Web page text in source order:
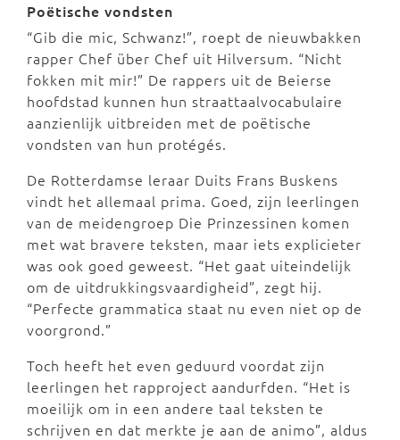
Poëtische vondsten
“Gib die mic, Schwanz!”, roept de nieuwbakken
rapper Chef über Chef uit Hilversum. “Nicht
fokken mit mir!” De rappers uit de Beierse
hoofdstad kunnen hun straattaalvocabulaire
aanzienlijk uitbreiden met de poëtische
vondsten van hun protégés.
De Rotterdamse leraar Duits Frans Buskens
vindt het allemaal prima. Goed, zijn leerlingen
van de meidengroep Die Prinzessinen komen
met wat bravere teksten, maar iets explicieter
was ook goed geweest. “Het gaat uiteindelijk
om de uitdrukkingsvaardigheid”, zegt hij.
“Perfecte grammatica staat nu even niet op de
voorgrond.”
Toch heeft het even geduurd voordat zijn
leerlingen het rapproject aandurfden. “Het is
moeilijk om in een andere taal teksten te
schrijven en dat merkte je aan de animo”, aldus